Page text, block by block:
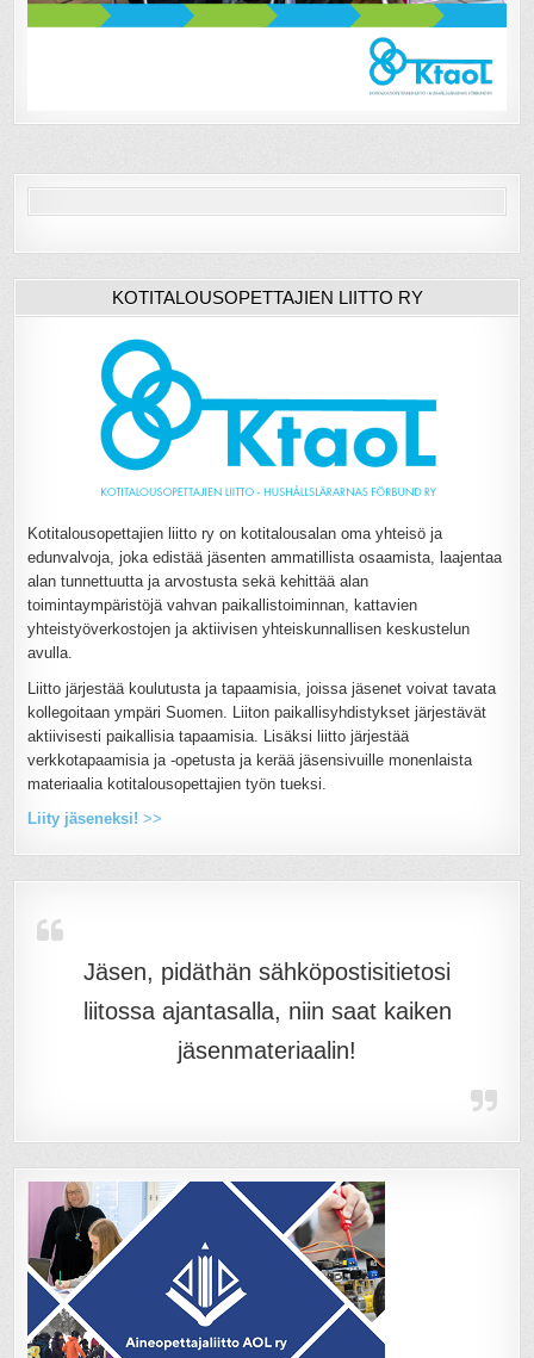
KOTITALOUSOPETTAJIEN LIITTO RY
Kotitalousopettajien liitto ry on kotitalousalan oma yhteisö ja
edunvalvoja, joka edistää jäsenten ammatillista osaamista, laajentaa
alan tunnettuutta ja arvostusta sekä kehittää alan
toimintaympäristöjä vahvan paikallistoiminnan, kattavien
yhteistyöverkostojen ja aktiivisen yhteiskunnallisen keskustelun
avulla.
Liitto järjestää koulutusta ja tapaamisia, joissa jäsenet voivat tavata
kollegoitaan ympäri Suomen. Liiton paikallisyhdistykset järjestävät
aktiivisesti paikallisia tapaamisia. Lisäksi liitto järjestää
verkkotapaamisia ja -opetusta ja kerää jäsensivuille monenlaista
materiaalia kotitalousopettajien työn tueksi.
Liity jäseneksi! >>
Jäsen, pidäthän sähköpostisitietosi
liitossa ajantasalla, niin saat kaiken
jäsenmateriaalin!